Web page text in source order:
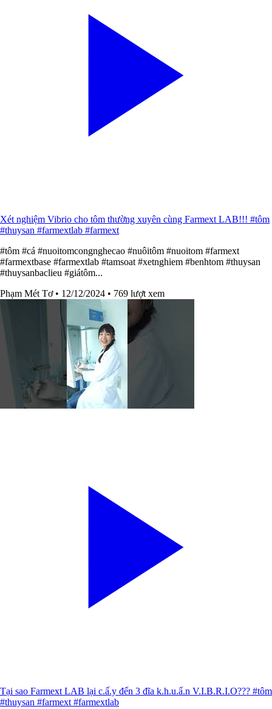
Xét nghiệm Vibrio cho tôm thường xuyên cùng Farmext LAB!!! #tôm
#thuysan #farmextlab #farmext
#tôm #cá #nuoitomcongnghecao #nuôitôm #nuoitom #farmext
#farmextbase #farmextlab #tamsoat #xetnghiem #benhtom #thuysan
#thuysanbaclieu #giátôm...
Phạm Mét Tơ • 12/12/2024 • 769 lượt xem
Tại sao Farmext LAB lại c.ấ.y đến 3 đĩa k.h.u.ẩ.n V.I.B.R.I.O??? #tôm
#thuysan #farmext #farmextlab